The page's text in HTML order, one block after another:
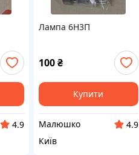
4.9
Лампа 6Н3П
100₴
Купити
Малюшко
4.9
Київ